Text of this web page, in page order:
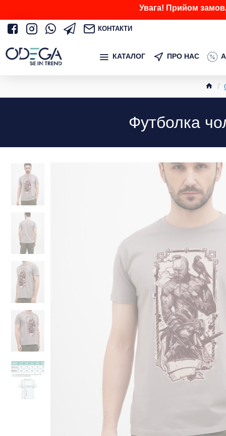
Увага! Прийом
КОНТАКТИ
КАТАЛОГ ПРО НАС
Футболка